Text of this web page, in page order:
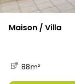
Maison / Villa
88m²